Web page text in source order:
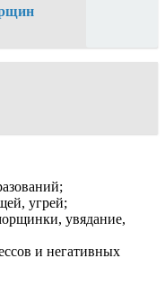
угрей;
увядание,
и негативных